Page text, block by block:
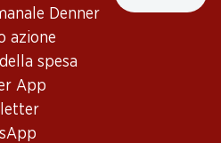
Denner
azione
spesa
App
rosse e fragole
speziata. Acidità fresca e